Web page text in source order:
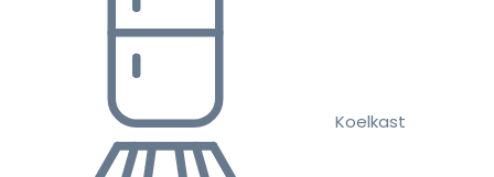
Koelkast